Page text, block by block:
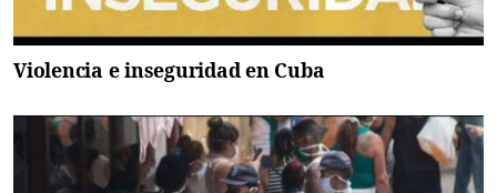
Violencia e inseguridad en Cuba